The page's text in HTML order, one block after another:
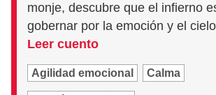
monje, descubre que el infierno
gobernar por la emoción y el
Leer cuento
Agilidad emocional Calma